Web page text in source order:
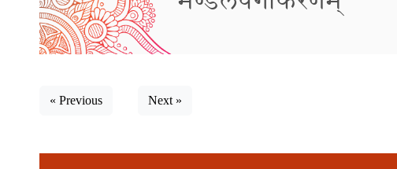
« Previous Next »